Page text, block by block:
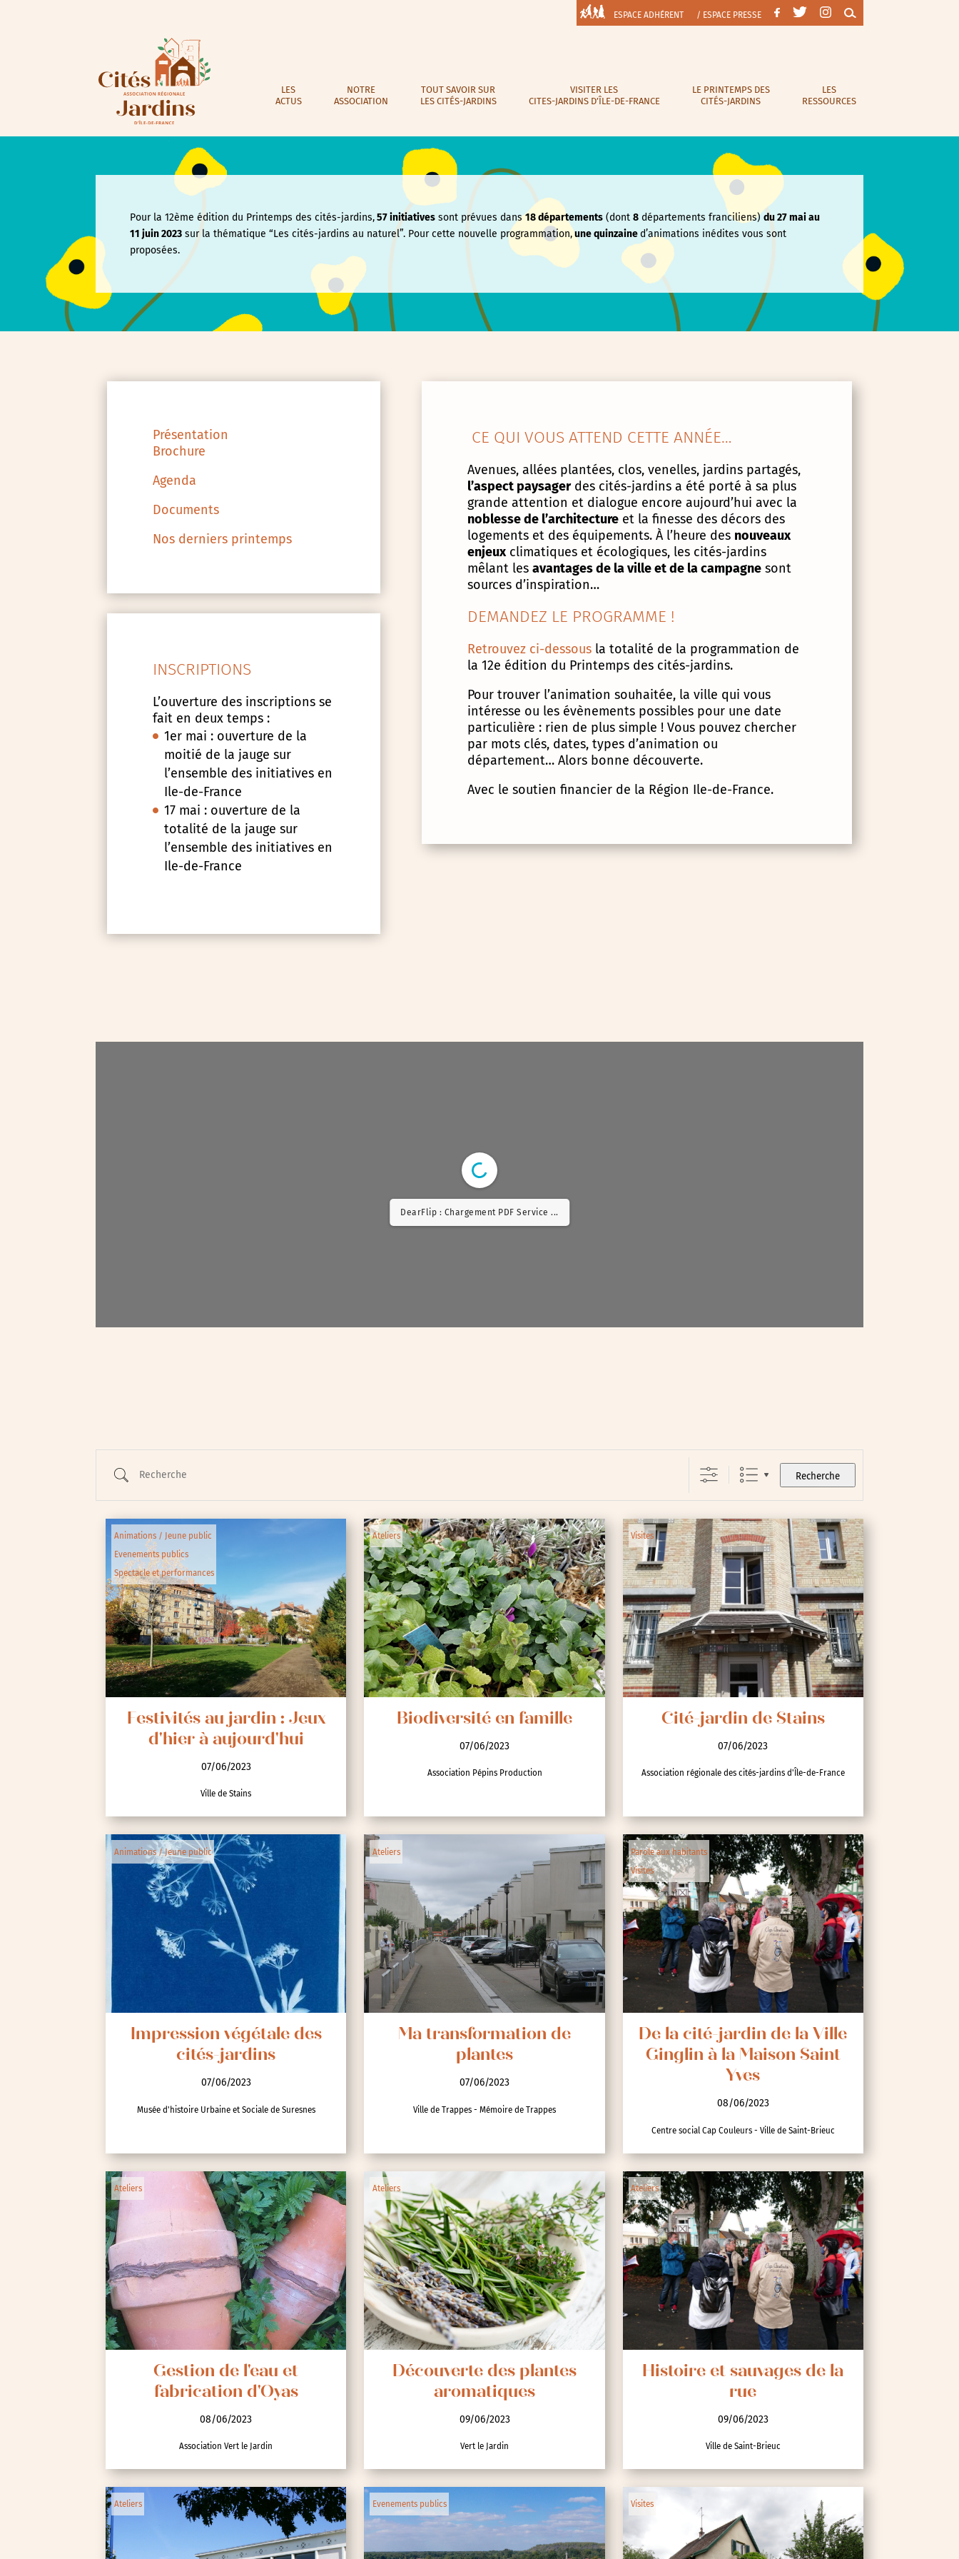
ESPACE ADHÉRENT / ESPACE PRESSE
LES
ACTUS
NOTRE
ASSOCIATION
TOUT SAVOIR SUR
LES CITÉS-JARDINS
VISITER LES
CITES-JARDINS D’ÎLE-DE-FRANCE
LE PRINTEMPS DES
CITÉS-JARDINS
LES
RESSOURCES
Pour la 12ème édition du Printemps des cités-jardins,57 initiatives sont prévues dans18 départements (dont8 départements franciliens)du 27 mai au
11 juin2023 sur la thématique “Les cités-jardins au naturel”. Pour cette nouvelle programmation,une quinzaine d’animations inédites vous sont
proposées.
Présentation
Brochure
Agenda
Documents
Nos derniers printemps
INSCRIPTIONS
L’ouverture des inscriptions se
fait en deux temps :
1er mai : ouverture de la
moitié de la jauge sur
l’ensemble des initiatives en
Ile-de-France
17 mai : ouverture de la
totalité de la jauge sur
l’ensemble des initiatives en
Ile-de-France
CE QUI VOUS ATTEND CETTE ANNÉE…
Avenues, allées plantées, clos, venelles, jardins partagés,
l’aspect paysagerdes cités-jardins a été porté à sa plus
grande attention et dialogue encore aujourd’hui avec la
noblesse de l’architectureet la finesse des décors des
logements et des équipements. À l’heure des nouveaux
enjeuxclimatiques et écologiques, les cités-jardins
mêlant les avantages de la ville et de la campagnesont
sources d’inspiration…
DEMANDEZ LE PROGRAMME !
Retrouvez ci-dessousla totalité de la programmation de
la 12e édition du Printemps des cités-jardins.
Pour trouver l’animation souhaitée, la ville qui vous
intéresse ou les évènements possibles pour une date
particulière : rien de plus simple ! Vous pouvez chercher
par mots clés, dates, types d’animation ou
département… Alors bonne découverte.
Avec le soutien financier de la Région Ile-de-France.
DearFlip : Chargement PDF Worker ...
Recherche
Cycle de rencontres
Expositions
Œuvre collective/participative
Parole aux habitants
Randonnées
Spectacle et performances
Visites
Voyage d'études
Autre
Essonne (91)
Hauts-de-Seine (92)
Paris (75)
Seine-et-Marne (77)
Seine-Saint-Denis (93)
Test-tag-event
Val-d’Oise (95)
Val-de-Marne (94)
Yvelines (78)
Animations / Jeune public
Evenements publics
Spectacle et performances
Festivités au jardin : Jeux
d'hier à aujourd'hui
07/06/2023
Ville de Stains
Ateliers
Biodiversité en famille
07/06/2023
Association Pépins Production
Visites
Cité-jardin de Stains
07/06/2023
Association régionale des cités-jardins d'Île-de-France
Animations / Jeune public
Impression végétale des
cités-jardins
07/06/2023
Musée d'histoire Urbaine et Sociale de Suresnes
Ateliers
Ma transformation de
plantes
07/06/2023
Ville de Trappes - Mémoire de Trappes
Parole aux habitants
Visites
De la cité-jardin de la Ville
Ginglin à la Maison Saint
Yves
08/06/2023
Centre social Cap Couleurs - Ville de Saint-Brieuc
Ateliers
Gestion de l'eau et
fabrication d'Oyas
08/06/2023
Association Vert le Jardin
Ateliers
Découverte des plantes
aromatiques
09/06/2023
Vert le Jardin
Ateliers
Histoire et sauvages de la
rue
09/06/2023
Ville de Saint-Brieuc
Ateliers Evenements publics Visites